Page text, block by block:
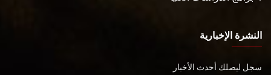
النشرة الإخبارية
سجل ليصلك أحدث الأخبار